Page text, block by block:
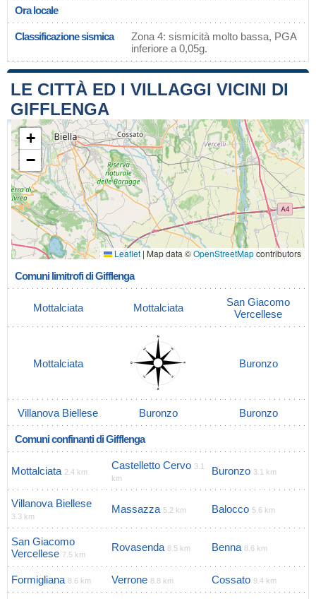
Ora locale
Classificazione sismica
Zona 4: sismicità molto bassa, PGA
inferiore a 0,05g.
LE CITTÀ ED I VILLAGGI VICINI DI
GIFFLENGA
+
−
Leaflet | Map data ©OpenStreetMapcontributors
Comuni limitrofi di Gifflenga
Mottalciata Mottalciata
San Giacomo
Vercellese
Mottalciata Buronzo
Villanova Biellese Buronzo Buronzo
Comuni confinanti di Gifflenga
Mottalciata 2.4 km
Castelletto Cervo 3.1
km
Buronzo 3.1 km
Villanova Biellese
3.3 km
Massazza 5.2 km Balocco 5.6 km
San Giacomo
Vercellese 7.5 km
Rovasenda 8.5 km Benna 8.6 km
Formigliana 8.6 km Verrone 8.8 km Cossato 9.4 km